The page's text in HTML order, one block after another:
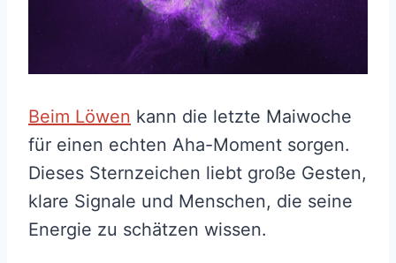
Beim Löwen kann die letzte Maiwoche
für einen echten Aha-Moment sorgen.
Dieses Sternzeichen liebt große Gesten,
klare Signale und Menschen, die seine
Energie zu schätzen wissen.